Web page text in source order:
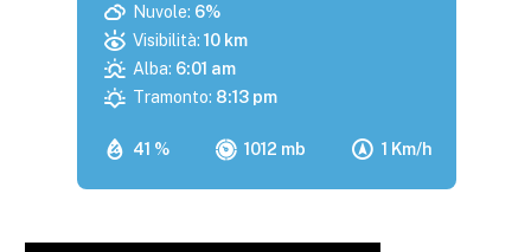
41 % 1012 mb 1 Km/h
Nuvole: 6%
Visibilità: 10 km
Alba: 6:01 am
Tramonto: 8:13 pm